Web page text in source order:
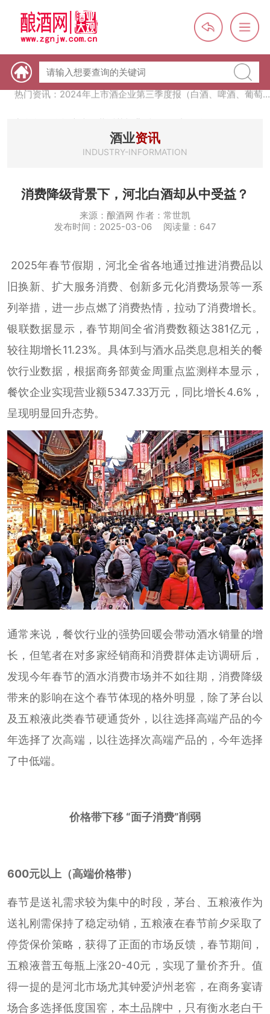
热门资讯：未来，传统酒类经销商群体会消失吗？
热门资讯：首批28个酒品牌入选中国消费名品，不仅仅是荣誉那
么简单
热门资讯：2024年上市酒企业第三季度报（白酒、啤酒、葡萄
酒业资讯
INDUSTRY-INFORMATION
消费降级背景下，河北白酒却从中受益？
来源：酿酒网 作者：常世凯
发布时间：2025-03-06 阅读量：647
2025年春节假期，河北全省各地通过推进消费品以
旧换新、扩大服务消费、创新多元化消费场景等一系
列举措，进一步点燃了消费热情，拉动了消费增长。
银联数据显示，春节期间全省消费数额达381亿元，
较往期增长11.23%。具体到与酒水品类息息相关的餐
饮行业数据，根据商务部黄金周重点监测样本显示，
餐饮企业实现营业额5347.33万元，同比增长4.6%，
呈现明显回升态势。
通常来说，餐饮行业的强势回暖会带动酒水销量的增
长，但笔者在对多家经销商和消费群体走访调研后，
发现今年春节的酒水消费市场并不如往期，消费降级
带来的影响在这个春节体现的格外明显，除了茅台以
及五粮液此类春节硬通货外，以往选择高端产品的今
年选择了次高端，以往选择次高端产品的，今年选择
了中低端。
价格带下移 “面子消费”削弱
600元以上（高端价格带）
春节是送礼需求较为集中的时段，茅台、五粮液作为
送礼刚需保持了稳定动销，五粮液在春节前夕采取了
停货保价策略，获得了正面的市场反馈，春节期间，
五粮液普五每瓶上涨20-40元，实现了量价齐升。值
得一提的是河北市场尤其钟爱泸州老窖，在商务宴请
场合多选择低度国窖，本土品牌中，只有衡水老白干